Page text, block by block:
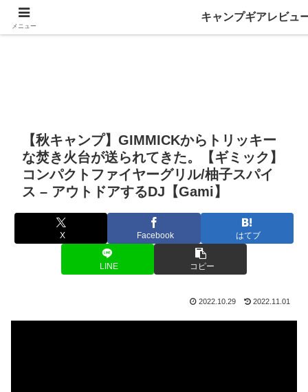
【秋キャンプ】GIMMICKからトリッキー
な焚き火台が送られてきた。【ギミック】
コンパクトファイヤーグリル/柚子スパイ
ス – アウトドアするDJ【Gami】
X Facebook はてブ
LINE コピー
2022.10.29 2022.11.01
メニュー
キャンプギアレビュ